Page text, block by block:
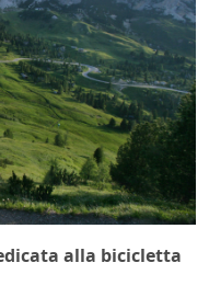
alla bicicletta